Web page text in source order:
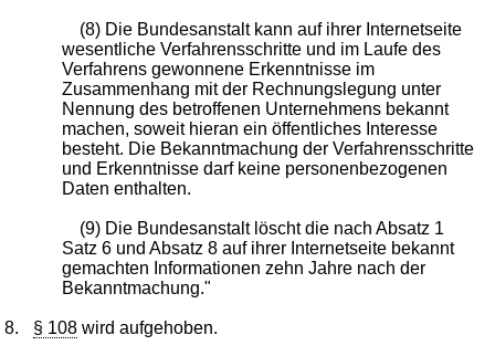
(8) Die Bundesanstalt kann auf ihrer Internetseite
wesentliche Verfahrensschritte und im Laufe des
Verfahrens gewonnene Erkenntnisse im
Zusammenhang mit der Rechnungslegung unter
Nennung des betroffenen Unternehmens bekannt
machen, soweit hieran ein öffentliches Interesse
besteht. Die Bekanntmachung der Verfahrensschritte
und Erkenntnisse darf keine personenbezogenen
Daten enthalten.
(9) Die Bundesanstalt löscht die nach Absatz 1
Satz 6 und Absatz 8 auf ihrer Internetseite bekannt
gemachten Informationen zehn Jahre nach der
Bekanntmachung."
8. § 108 wird aufgehoben.